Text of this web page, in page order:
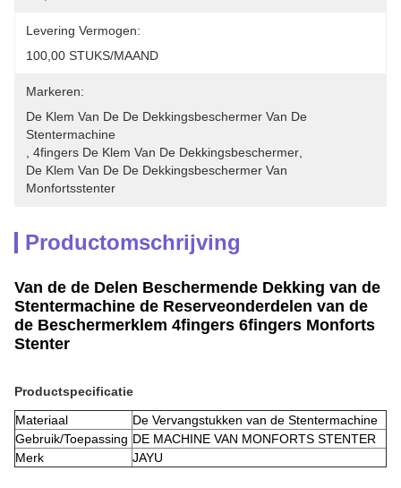
Levering Vermogen:
100,00 STUKS/MAAND
Markeren:
De Klem Van De De Dekkingsbeschermer Van De
Stentermachine
4fingers De Klem Van De Dekkingsbeschermer
De Klem Van De De Dekkingsbeschermer Van
Monfortsstenter
Productomschrijving
Van de de Delen Beschermende Dekking van de
Stentermachine de Reserveonderdelen van de
de Beschermerklem 4fingers 6fingers Monforts
Stenter
Productspecificatie
Materiaal
De Vervangstukken van de Stentermachine
Gebruik/Toepassing DE MACHINE VAN MONFORTS STENTER
Merk
JAYU